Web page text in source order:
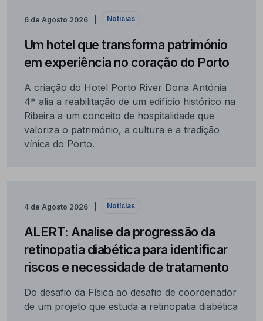
6 de Agosto 2026 Notícias
Um hotel que transforma património
em experiência no coração do Porto
A criação do Hotel Porto River Dona Antónia
4* alia a reabilitação de um edifício histórico na
Ribeira a um conceito de hospitalidade que
valoriza o património, a cultura e a tradição
vínica do Porto.
4 de Agosto 2026 Notícias
ALERT: Analise da progressão da
retinopatia diabética para identificar
riscos e necessidade de tratamento
Do desafio da Física ao desafio de coordenador
de um projeto que estuda a retinopatia diabética